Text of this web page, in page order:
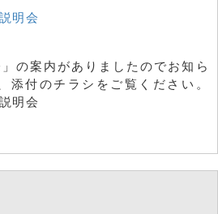
明会
の案内がありましたのでお知ら
添付のチラシをご覧ください。
明会